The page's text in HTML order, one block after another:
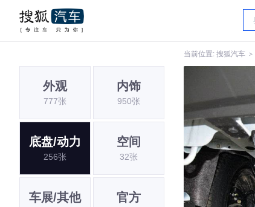
当前位置: 搜狐汽车 ＞
外观
777张
内饰
950张
底盘/动力
256张
空间
32张
车展/其他 官方